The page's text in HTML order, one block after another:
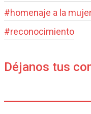
#homenaje a la
#reconocimiento
Déjanos tus